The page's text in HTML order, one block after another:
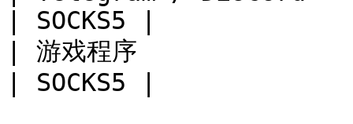
| SOCKS5 |
| 游戏程序
| SOCKS5 |